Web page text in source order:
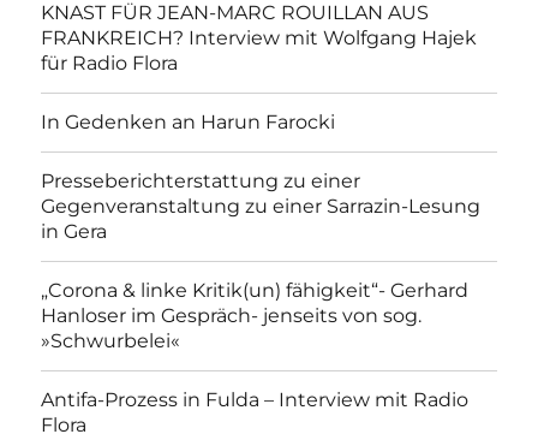
KNAST FÜR JEAN-MARC ROUILLAN AUS
FRANKREICH? Interview mit Wolfgang Hajek
für Radio Flora
In Gedenken an Harun Farocki
Presseberichterstattung zu einer
Gegenveranstaltung zu einer Sarrazin-Lesung
in Gera
„Corona & linke Kritik(un) fähigkeit“- Gerhard
Hanloser im Gespräch- jenseits von sog.
»Schwurbelei«
Antifa-Prozess in Fulda – Interview mit Radio
Flora